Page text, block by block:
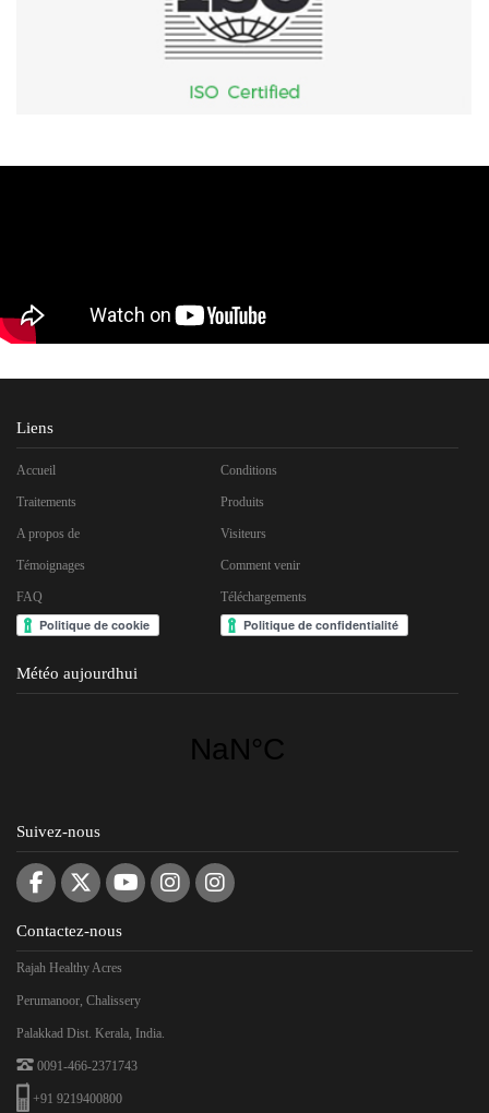
Liens
Accueil Conditions
Traitements Produits
A propos de Visiteurs
Témoignages Comment venir
FAQ Téléchargements
Météo aujourdhui
Suivez-nous
Contactez-nous
Rajah Healthy Acres
Perumanoor, Chalissery
Palakkad Dist. Kerala, India.
0091-466-2371743
+91 9219400800